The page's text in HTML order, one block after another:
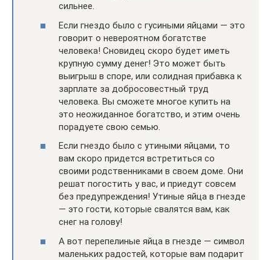
сильнее.
Если гнездо было с гусиными яйцами — это
говорит о невероятном богатстве
человека! Сновидец скоро будет иметь
крупную сумму денег! Это может быть
выигрыш в споре, или солидная прибавка к
зарплате за добросовестный труд
человека. Вы сможете многое купить на
это неожиданное богатство, и этим очень
порадуете свою семью.
Если гнездо было с утиными яйцами, то
вам скоро придется встретиться со
своими родственниками в своем доме. Они
решат погостить у вас, и приедут совсем
без предупреждения! Утиные яйца в гнезде
— это гости, которые свалятся вам, как
снег на голову!
А вот перепелиные яйца в гнезде — символ
маленьких радостей, которые вам подарит